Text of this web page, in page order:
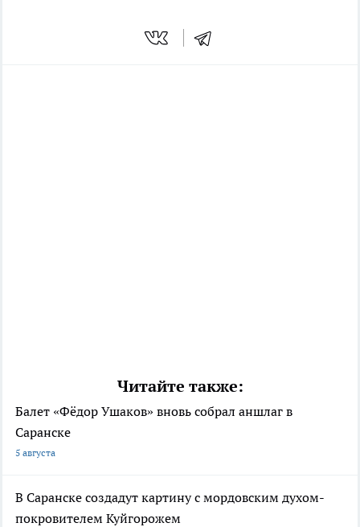
Читайте также:
Балет «Фёдор Ушаков» вновь собрал аншлаг в
Саранске
5 августа
В Саранске создадут картину с мордовским духом-
покровителем Куйгорожем